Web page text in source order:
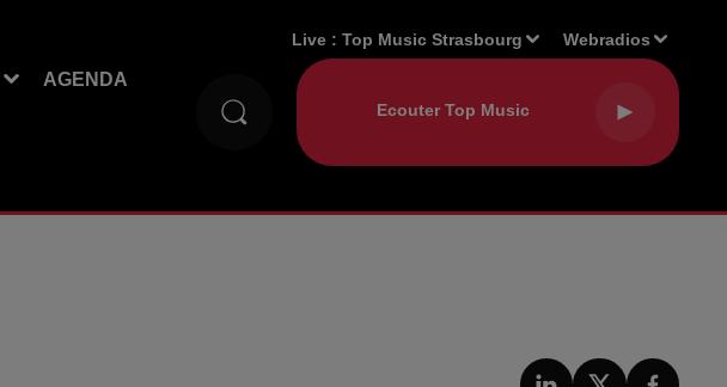
AGENDA
Live :Top Music Strasbourg Webradios